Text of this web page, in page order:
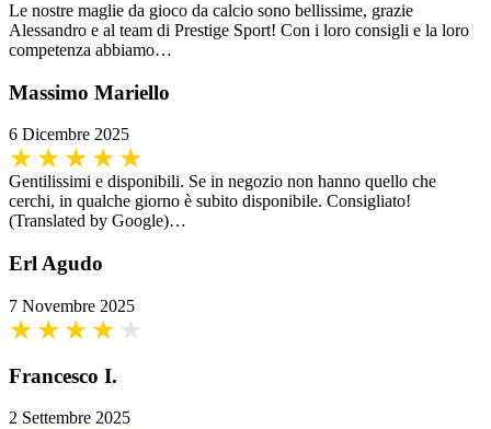
Le nostre maglie da gioco da calcio sono bellissime, grazie
Alessandro e al team di Prestige Sport! Con i loro consigli e la loro
competenza abbiamo…
Massimo Mariello
6 Dicembre 2025
Gentilissimi e disponibili. Se in negozio non hanno quello che
cerchi, in qualche giorno è subito disponibile. Consigliato!
(Translated by Google)…
Erl Agudo
7 Novembre 2025
Francesco I.
2 Settembre 2025